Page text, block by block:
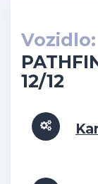
Vozidlo:
12/12